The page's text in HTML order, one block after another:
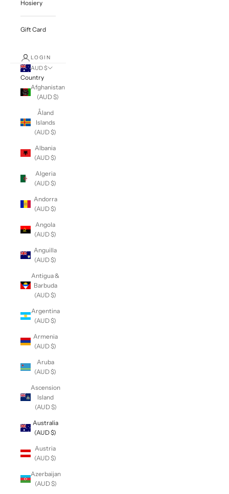
Hosiery
Gift Card
LOGIN
AUD $
Country
Afghanistan
(AUD $)
Åland
Islands
(AUD $)
Albania
(AUD $)
Algeria
(AUD $)
Andorra
(AUD $)
Angola
(AUD $)
Anguilla
(AUD $)
Antigua &
Barbuda
(AUD $)
Argentina
(AUD $)
Armenia
(AUD $)
Aruba
(AUD $)
Ascension
Island
(AUD $)
Australia
(AUD $)
Austria
(AUD $)
Azerbaijan
(AUD $)